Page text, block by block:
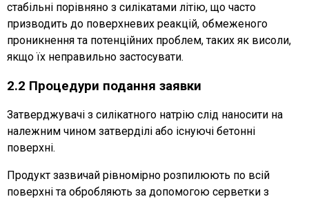
стабільні порівняно з силікатами літію, що часто
призводить до поверхневих реакцій, обмеженого
проникнення та потенційних проблем, таких як висоли,
якщо їх неправильно застосувати.
2.2 Процедури подання заявки
Затверджувачі з силікатного натрію слід наносити на
належним чином затверділі або існуючі бетонні
поверхні.
Продукт зазвичай рівномірно розпилюють по всій
поверхні та обробляють за допомогою серветки з